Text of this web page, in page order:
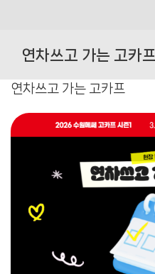
content연차쓰고 가는 고카프
연차쓰고 가는 고카프